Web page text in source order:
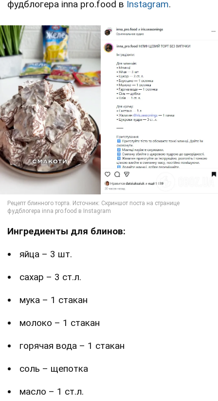
фудблогера inna pro.food в Instagram.
Ингредиенты для блинов:
яйца – 3 шт.
сахар – 3 ст.л.
мука – 1 стакан
молоко – 1 стакан
горячая вода – 1 стакан
соль – щепотка
масло – 1 ст.л.